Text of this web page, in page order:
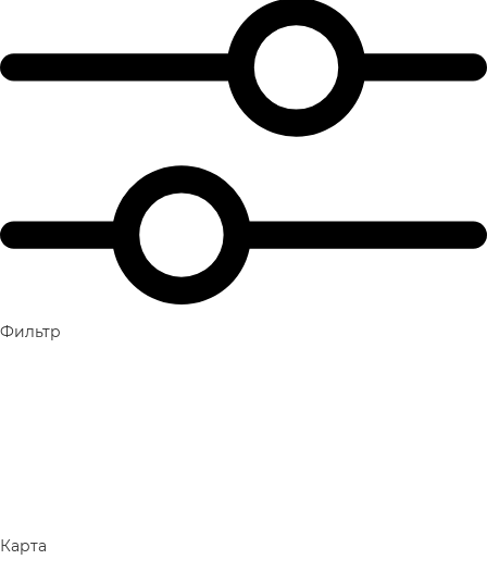
Фильтр
Карта